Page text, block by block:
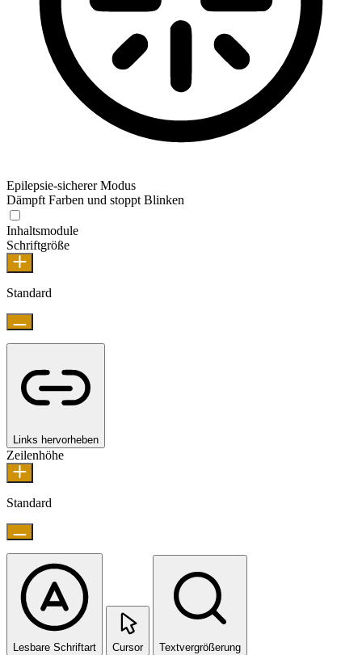
Epilepsie-sicherer Modus
Dämpft Farben und stoppt Blinken
Inhaltsmodule
Schriftgröße
Standard
Links hervorheben
Zeilenhöhe
Standard
Lesbare Schriftart Cursor Textvergrößerung